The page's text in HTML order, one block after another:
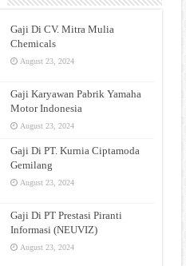
Gaji Di CV. Mitra Mulia
Chemicals
August 23, 2024
Gaji Karyawan Pabrik Yamaha
Motor Indonesia
August 23, 2024
Gaji Di PT. Kurnia Ciptamoda
Gemilang
August 23, 2024
Gaji Di PT Prestasi Piranti
Informasi (NEUVIZ)
August 23, 2024